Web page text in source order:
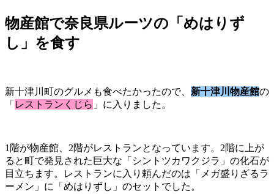
物産館で奈良県ルーツの「めはりず
し」を食す
新十津川町のグルメも食べたかったので、 新十津川物産館の
「 レストランくじら 」に入りました。
1階が物産館、2階がレストランとなっています。2階に上が
ると町で発見された巨大な「シントツカワクジラ」の化石が
目立ちます。レストランに入り頼んだのは「メガ盛りざるラ
ーメン」に「めはりずし」のセットでした。